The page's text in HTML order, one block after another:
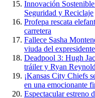
Innovación
Seguridad y Reciclaje
Profepa rescata
carretera
Fallece Sasha
viuda del
Deadpool 3: Hugh
tráiler y Ryan
¡Kansas City Chiefs
en una emocionante
Espectacular estreno